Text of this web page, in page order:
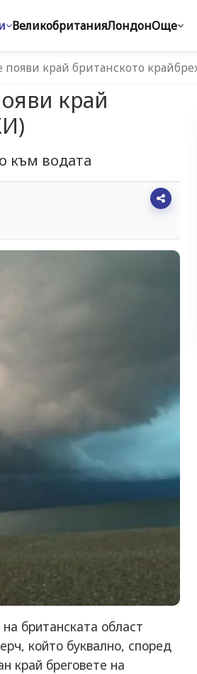
ВеликобританияЛондонОще
край британското
край
към водата
британската област
който буквално, според
край бреговете на